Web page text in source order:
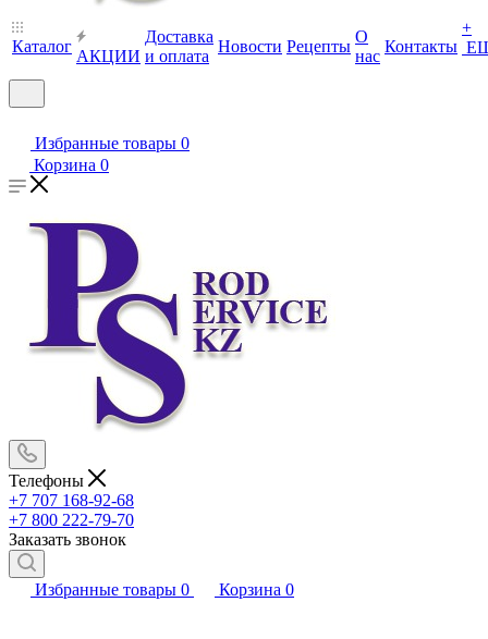
Каталог
АКЦИИ
Доставка
и оплата
Новости Рецепты
О
нас
Контакты
+
Избранные товары 0
Корзина 0
Телефоны
+7 707 168-92-68
+7 800 222-79-70
Заказать звонок
Избранные товары 0 Корзина 0